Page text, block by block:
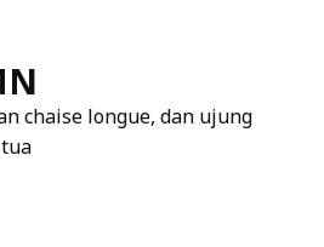
chaise longue, dan ujung